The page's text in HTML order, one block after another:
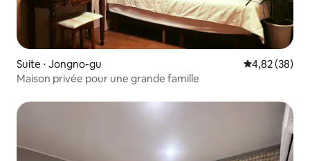
Suite ⋅ Jongno-gu Évaluation
4,82 (38)
Maison privée pour une grande famille